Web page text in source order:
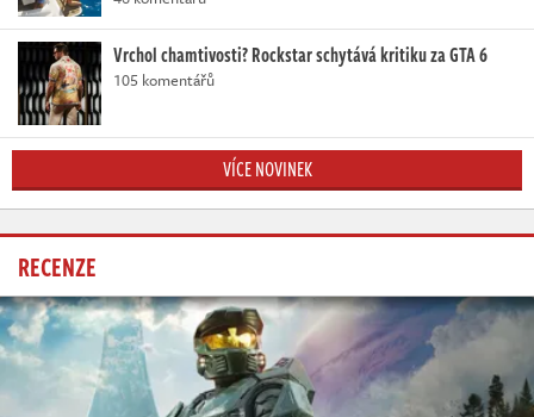
Vrchol chamtivosti? Rockstar schytává kritiku za GTA 6
105 komentářů
VÍCE NOVINEK
RECENZE